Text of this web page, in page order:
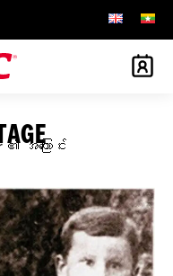
အကြောင်း